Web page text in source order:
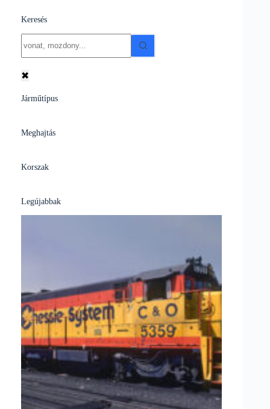
Keresés
results
✖
Járműtípus
Meghajtás
Korszak
Legújabbak